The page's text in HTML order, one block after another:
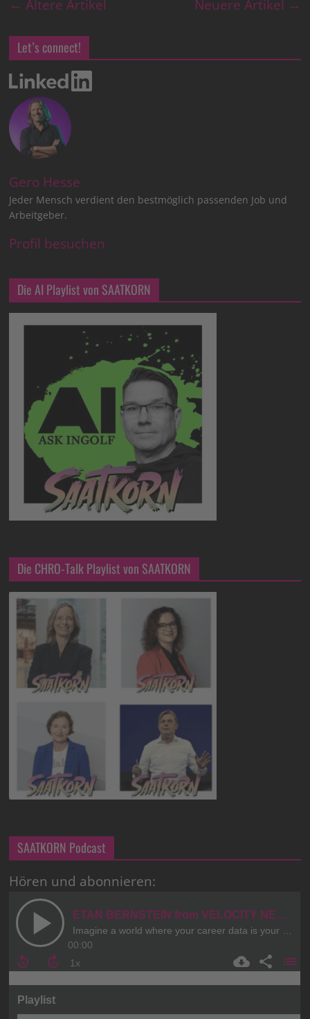
← Ältere Artikel Neuere Artikel →
Let’s connect!
Gero Hesse
Jeder Mensch verdient den bestmöglich passenden Job und
Arbeitgeber.
Profil besuchen
Die AI Playlist von SAATKORN
Die CHRO-Talk Playlist von SAATKORN
SAATKORN Podcast
Hören und abonnieren: